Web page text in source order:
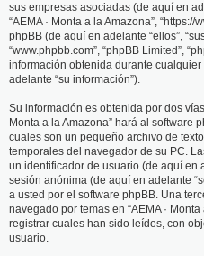
sus empresas asociadas (de aquí en
“AEMA · Monta a la Amazona”,
phpBB (de aquí en adelante “ellos”,
“www.phpbb.com”, “phpBB Limited”,
información obtenida durante
adelante “su información”).
Su información es obtenida por dos
Monta a la Amazona” hará al software
cuales son un pequeño archivo de
temporales del navegador de su PC.
un identificador de usuario (de aquí en
sesión anónima (de aquí en adelante
a usted por el software phpBB. Una
navegado por temas en “AEMA ·
registrar cuales han sido leídos, con
usuario.